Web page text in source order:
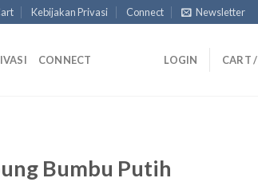
Kebijakan Privasi Connect Newsletter
CONNECT LOGIN CART /
Bumbu Putih